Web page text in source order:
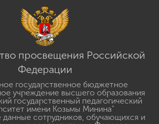
просвещения Российской
Федерации
государственное бюджетное
учреждение высшего образования
государственный педагогический
имени Козьмы Минина"
данные сотрудников, обучающихся и